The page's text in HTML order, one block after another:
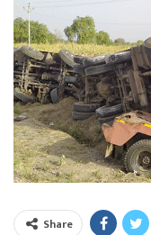
Share